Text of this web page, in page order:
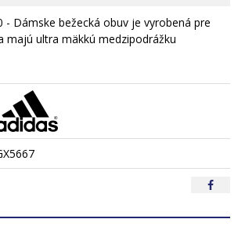
- Dámske bežecká obuv je vyrobená pre
majú ultra mäkkú medzipodrážku